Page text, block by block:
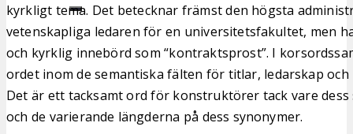
kyrkligt tema. Det betecknar främst den högsta
vetenskapliga ledaren för en universitetsfakultet, men
och kyrklig innebörd som “kontraktsprost”. I
ordet inom de semantiska fälten för titlar, ledarskap och
Det är ett tacksamt ord för konstruktörer tack vare dess
och de varierande längderna på dess synonymer.